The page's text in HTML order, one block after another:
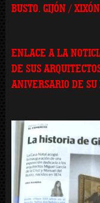
BUSTO. GIJÓN /
ENLACE A LA
DE SUS
ANIVERSARIO DE